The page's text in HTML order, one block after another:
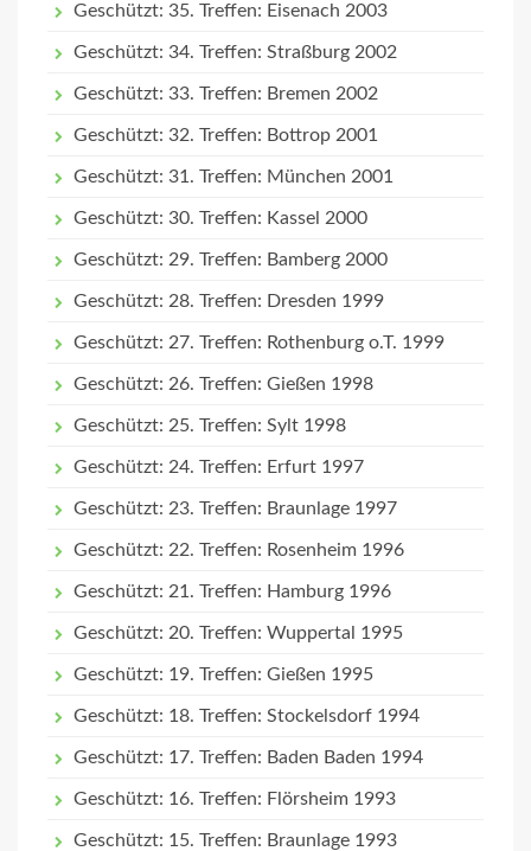
Geschützt: 35. Treffen: Eisenach 2003
Geschützt: 34. Treffen: Straßburg 2002
Geschützt: 33. Treffen: Bremen 2002
Geschützt: 32. Treffen: Bottrop 2001
Geschützt: 31. Treffen: München 2001
Geschützt: 30. Treffen: Kassel 2000
Geschützt: 29. Treffen: Bamberg 2000
Geschützt: 28. Treffen: Dresden 1999
Geschützt: 27. Treffen: Rothenburg o.T. 1999
Geschützt: 26. Treffen: Gießen 1998
Geschützt: 25. Treffen: Sylt 1998
Geschützt: 24. Treffen: Erfurt 1997
Geschützt: 23. Treffen: Braunlage 1997
Geschützt: 22. Treffen: Rosenheim 1996
Geschützt: 21. Treffen: Hamburg 1996
Geschützt: 20. Treffen: Wuppertal 1995
Geschützt: 19. Treffen: Gießen 1995
Geschützt: 18. Treffen: Stockelsdorf 1994
Geschützt: 17. Treffen: Baden Baden 1994
Geschützt: 16. Treffen: Flörsheim 1993
Geschützt: 15. Treffen: Braunlage 1993